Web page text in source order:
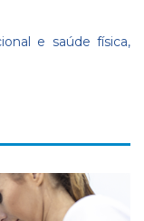
e saúde física,